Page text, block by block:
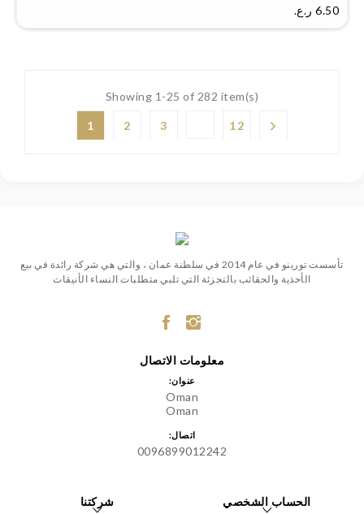
6.50 ر.ع.‏
Showing 1-25 of 282 item(s)
1 2 3 12
تأسست تورينو في عام 2014 في سلطنة عمان ، والتي هي شركة رائدة في بيع
الأحذية والحقائب بالتجزئة التي تلبي متطلبات النساء الأنيقات
معلومات الاتصال
عنوان:
Oman
Oman
اتصال:
0096899012242
الحساب الشخصي شركتنا